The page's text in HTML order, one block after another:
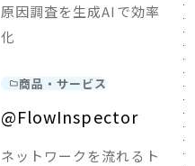
原因調査を生成AIで効率
化
商品・サービス
@FlowInspector
ネットワークを流れるト